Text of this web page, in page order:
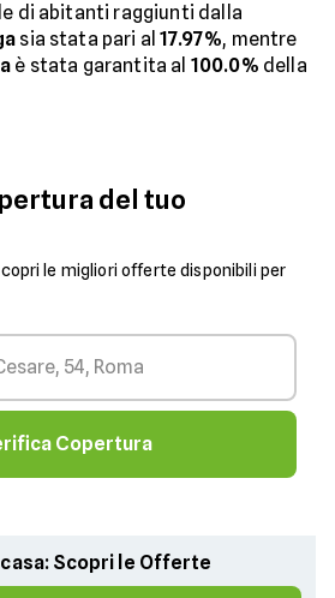
di abitanti raggiunti dalla
sia stata pari al17.97%, mentre
è stata garantita al 100.0% della
del tuo
le migliori offerte disponibili per
Copertura
Scopri le Offerte